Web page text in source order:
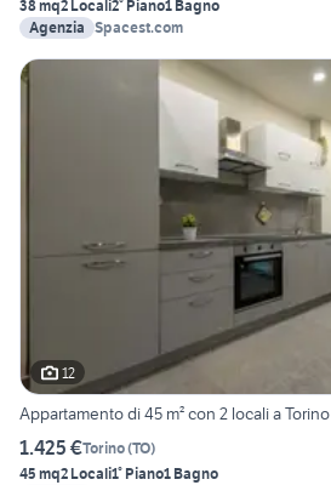
38 mq2 Locali2° Piano1 Bagno
Agenzia Spacest.com
12
Appartamento di 45 m² con 2 locali a Torino
1.425 €Torino(TO)
45 mq2 Locali1° Piano1 Bagno